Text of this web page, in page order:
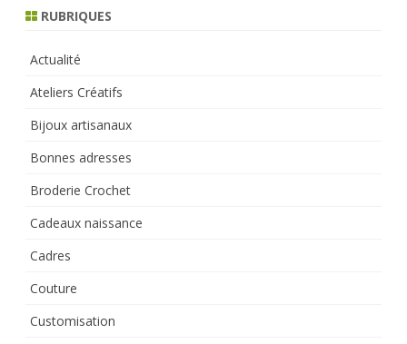
RUBRIQUES
Actualité
Ateliers Créatifs
Bijoux artisanaux
Bonnes adresses
Broderie Crochet
Cadeaux naissance
Cadres
Couture
Customisation